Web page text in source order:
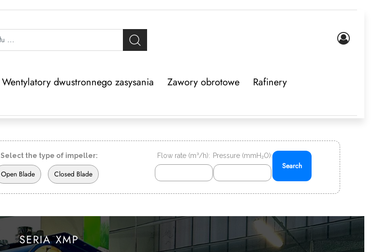
Wentylatory dwustronnego zasysania Zawory obrotowe
Rafinery
Select the type of impeller:
Open Blade Closed Blade
Flow rate (m³/h): Pressure (mmH₂O):
Search
SERIA XMP